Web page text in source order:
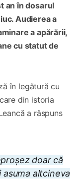
an în dosarul
Audierea a
a apărării,
cu statut de
în legătură cu
din istoria
a răspuns
doar că
asuma altcineva